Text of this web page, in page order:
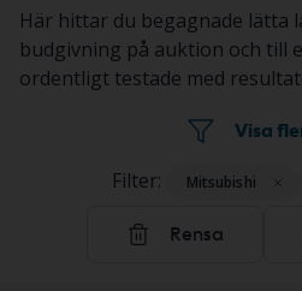
Här hittar du begagnade lätta
budgivning på auktion och till
ordentligt testade med
fast pris.
Visa
Filter: Mitsubishi
Rensa